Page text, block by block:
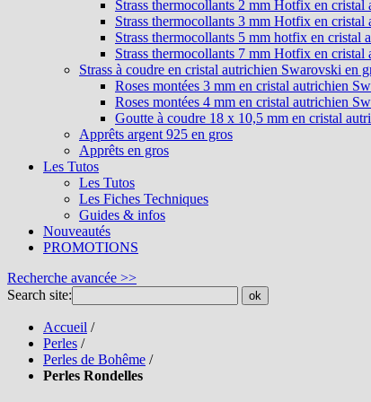
Strass thermocollants 2 mm Hotfix en
Strass thermocollants 3 mm Hotfix en
Strass thermocollants 5 mm hotfix en cristal
Strass thermocollants 7 mm Hotfix en
Strass à coudre en cristal autrichien Swarovski en
Roses montées 3 mm en cristal autrichien
Roses montées 4 mm en cristal autrichien
Goutte à coudre 18 x 10,5 mm en cristal
Apprêts argent 925 en gros
Apprêts en gros
Les Tutos
Les Tutos
Les Fiches Techniques
Guides & infos
Nouveautés
PROMOTIONS
Recherche avancée >>
Search site:
ok
Accueil /
Perles /
Perles de Bohême /
Perles Rondelles